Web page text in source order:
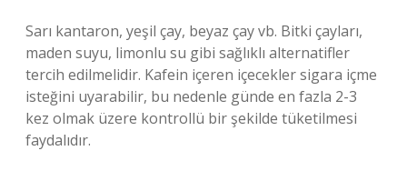
Sarı kantaron, yeşil çay, beyaz çay vb. Bitki çayları,
maden suyu, limonlu su gibi sağlıklı alternatifler
tercih edilmelidir. Kafein içeren içecekler sigara içme
isteğini uyarabilir, bu nedenle günde en fazla 2-3
kez olmak üzere kontrollü bir şekilde tüketilmesi
faydalıdır.